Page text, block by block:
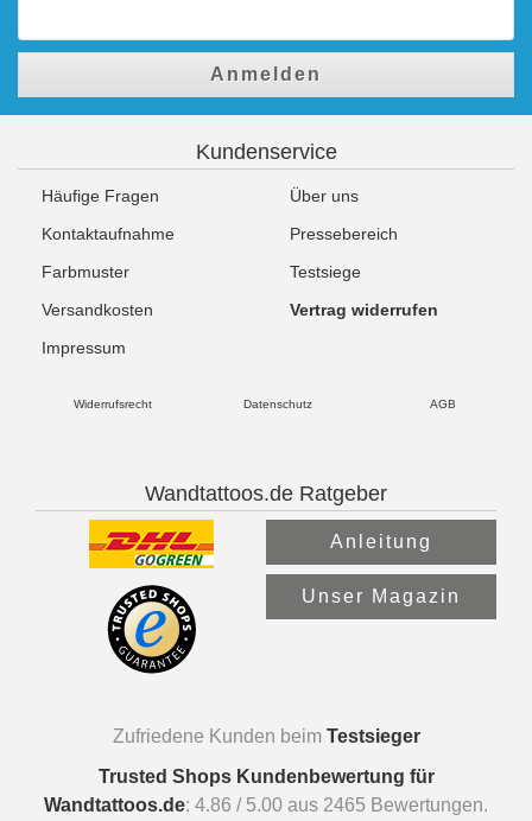
Anmelden
Kundenservice
Häufige Fragen
Über uns
Kontaktaufnahme
Pressebereich
Farbmuster
Testsiege
Versandkosten
Vertrag widerrufen
Impressum
Widerrufsrecht Datenschutz AGB
Wandtattoos.de Ratgeber
Anleitung
Unser Magazin
Zufriedene Kunden beim Testsieger
Trusted Shops Kundenbewertung für
Wandtattoos.de: 4.86 / 5.00 aus 2465 Bewertungen.